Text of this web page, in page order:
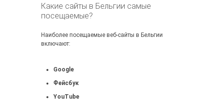
Какие сайты в Бельгии самые
посещаемые?
Наиболее посещаемые веб-сайты в Бельгии
включают:
Google
Фейсбук
YouTube